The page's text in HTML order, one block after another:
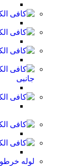
جانبی
لوله